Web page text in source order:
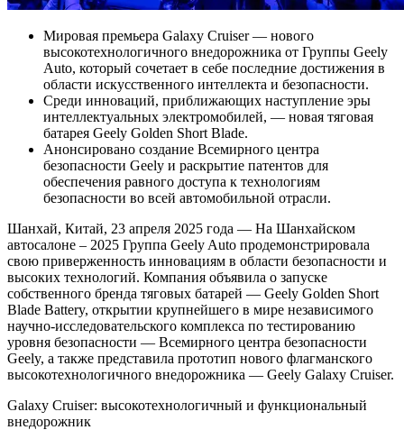
Мировая премьера Galaxy Cruiser — нового
высокотехнологичного внедорожника от Группы Geely
Auto, который сочетает в себе последние достижения в
области искусственного интеллекта и безопасности.
Среди инноваций, приближающих наступление эры
интеллектуальных электромобилей, — новая тяговая
батарея Geely Golden Short Blade.
Анонсировано создание Всемирного центра
безопасности Geely и раскрытие патентов для
обеспечения равного доступа к технологиям
безопасности во всей автомобильной отрасли.
Шанхай, Китай, 23 апреля 2025 года — На Шанхайском
автосалоне – 2025 Группа Geely Auto продемонстрировала
свою приверженность инновациям в области безопасности и
высоких технологий. Компания объявила о запуске
собственного бренда тяговых батарей — Geely Golden Short
Blade Battery, открытии крупнейшего в мире независимого
научно-исследовательского комплекса по тестированию
уровня безопасности — Всемирного центра безопасности
Geely, а также представила прототип нового флагманского
высокотехнологичного внедорожника — Geely Galaxy Cruiser.
Galaxy Cruiser: высокотехнологичный и функциональный
внедорожник